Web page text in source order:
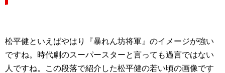
松平健といえばやはり『暴れん坊将軍』のイメージが強い
ですね。時代劇のスーパースターと言っても過言ではない
人ですね。この段落で紹介した松平健の若い頃の画像です